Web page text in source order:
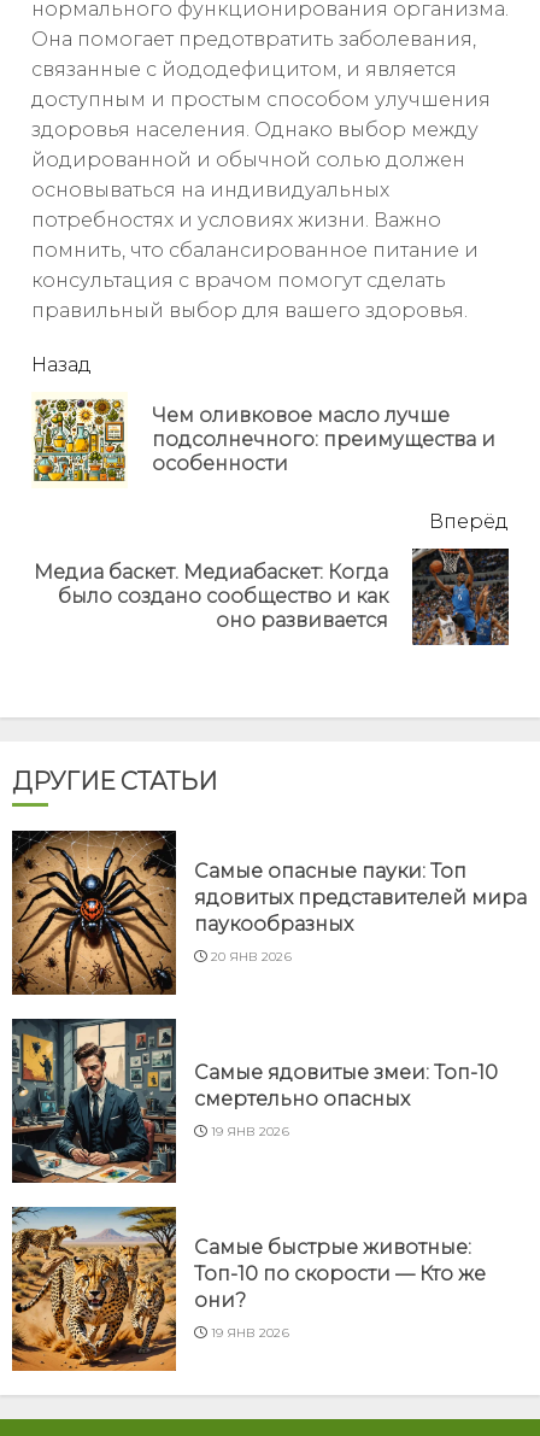
нормального функционирования организма.
Она помогает предотвратить заболевания,
связанные с йододефицитом, и является
доступным и простым способом улучшения
здоровья населения. Однако выбор между
йодированной и обычной солью должен
основываться на индивидуальных
потребностях и условиях жизни. Важно
помнить, что сбалансированное питание и
консультация с врачом помогут сделать
правильный выбор для вашего здоровья.
читать
еще
Назад
Чем оливковое масло лучше
подсолнечного: преимущества и
особенности
Вперёд
Next
Медиа баскет. Медиабаскет: Когда
было создано сообщество и как
оно развивается
ДРУГИЕ СТАТЬИ
Самые опасные пауки: Топ
ядовитых представителей мира
паукообразных
20 ЯНВ 2026
Самые ядовитые змеи: Топ-10
смертельно опасных
19 ЯНВ 2026
Самые быстрые животные:
Топ-10 по скорости — Кто же
они?
19 ЯНВ 2026